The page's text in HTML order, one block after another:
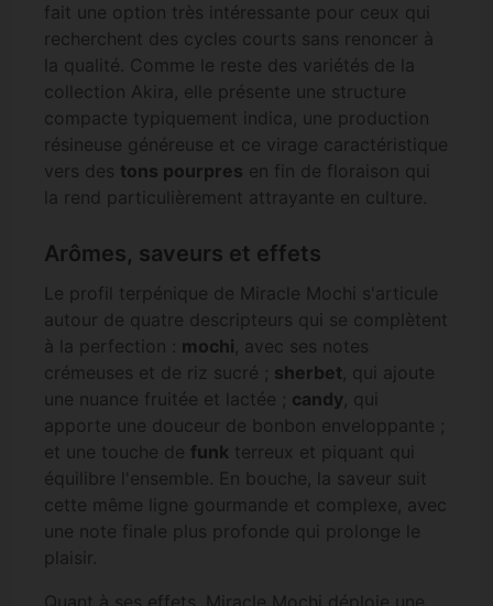
fait une option très intéressante pour ceux qui
recherchent des cycles courts sans renoncer à
la qualité. Comme le reste des variétés de la
collection Akira, elle présente une structure
compacte typiquement indica, une production
résineuse généreuse et ce virage caractéristique
vers des tons pourpres en fin de floraison qui
la rend particulièrement attrayante en culture.
Arômes, saveurs et effets
Le profil terpénique de Miracle Mochi s'articule
autour de quatre descripteurs qui se complètent
à la perfection : mochi, avec ses notes
crémeuses et de riz sucré ; sherbet, qui ajoute
une nuance fruitée et lactée ; candy, qui
apporte une douceur de bonbon enveloppante ;
et une touche de funk terreux et piquant qui
équilibre l'ensemble. En bouche, la saveur suit
cette même ligne gourmande et complexe, avec
une note finale plus profonde qui prolonge le
plaisir.